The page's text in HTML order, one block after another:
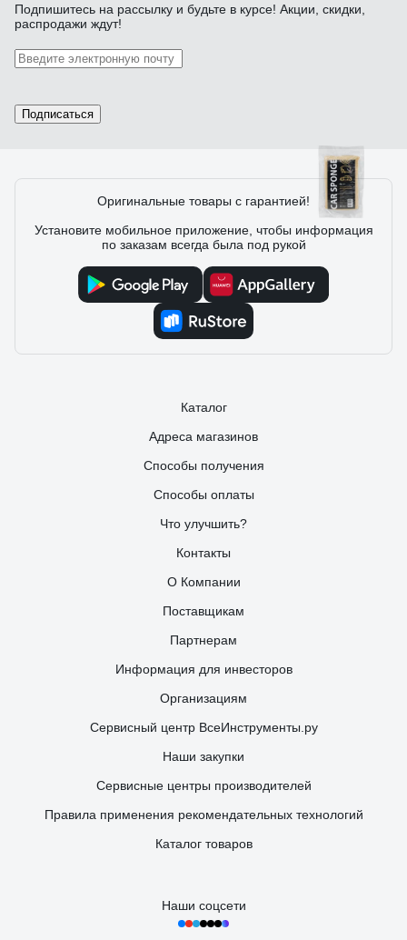
Отзыв о Аппликатор для ручной чистки стекла
Отзыв о Автомобильная крупнопористая
губка Grass Car Sponge IT-0660
Адекватная цена, не жесткая, в меру мягкая, нормально
Подпишитесь на рассылку и будьте в курсе! Акции, скидки,
распродажи ждут!
Подписаться
Оригинальные товары с гарантией!
Установите мобильное приложение, чтобы информация
по заказам всегда была под рукой
Каталог
Адреса магазинов
Способы получения
Способы оплаты
Что улучшить?
Контакты
О Компании
Поставщикам
Партнерам
Информация для инвесторов
Организациям
Сервисный центр ВсеИнструменты.ру
Наши закупки
Сервисные центры производителей
Правила применения рекомендательных технологий
Каталог товаров
Наши соцсети